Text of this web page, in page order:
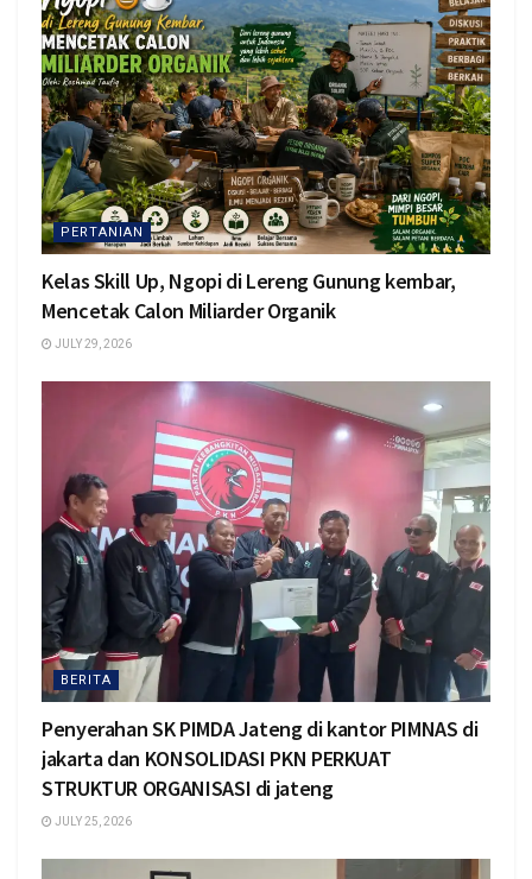
PERTANIAN
Kelas Skill Up, Ngopi di Lereng Gunung kembar,
Mencetak Calon Miliarder Organik
JULY 29, 2026
BERITA
Penyerahan SK PIMDA Jateng di kantor PIMNAS di
jakarta dan KONSOLIDASI PKN PERKUAT
STRUKTUR ORGANISASI di jateng
JULY 25, 2026